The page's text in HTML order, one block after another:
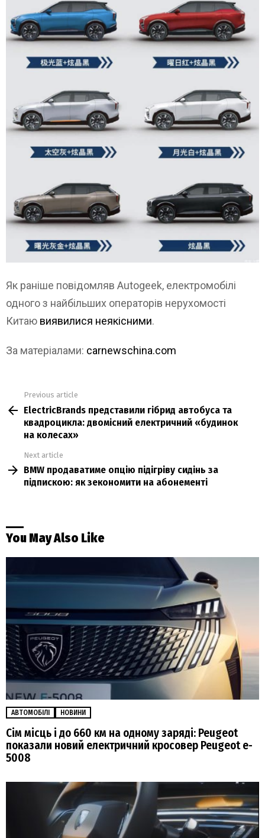
Як раніше повідомляв Autogeek, електромобілі
одного з найбільших операторів нерухомості
Китаю виявилися неякісними.
За матеріалами: carnewschina.com
more
Previous article
ElectricBrands представили гібрид автобуса та
квадроцикла: двомісний електричний «будинок
на колесах»
Next article
BMW продаватиме опцію підігріву сидінь за
підпискою: як зекономити на абонементі
You May Also Like
АВТОМОБІЛІ НОВИНИ
Сім місць і до 660 км на одному заряді: Peugeot
показали новий електричний кросовер Peugeot e-
5008